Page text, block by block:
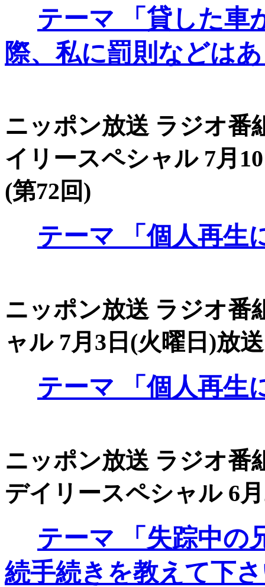
テーマ 「貸した車
際、私に罰則などは
ニッポン放送 ラジオ番
イリースペシャル 7月
(第72回)
テーマ 「個人再
ニッポン放送 ラジオ番
ャル 7月3日(火曜日)放
テーマ 「個人再
ニッポン放送 ラジオ番
デイリースペシャル 6
テーマ 「失踪中の
続手続きを教えて下